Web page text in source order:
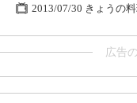
2013/07/30 きょうの
広告